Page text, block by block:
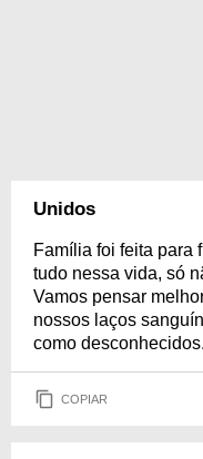
Unidos
Família foi feita para
tudo nessa vida, só
Vamos pensar
nossos laços
como desconhecidos.
COPIAR